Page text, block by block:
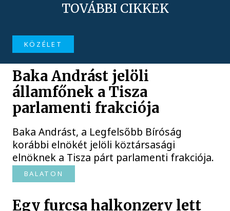
TOVÁBBI CIKKEK
KÖZÉLET
Baka Andrást jelöli
államfőnek a Tisza
parlamenti frakciója
Baka Andrást, a Legfelsőbb Bíróság
korábbi elnökét jelöli köztársasági
elnöknek a Tisza párt parlamenti frakciója.
BALATON
Egy furcsa halkonzerv lett